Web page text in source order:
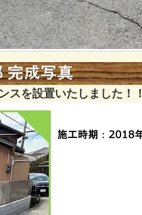
スを設置いたしました！！